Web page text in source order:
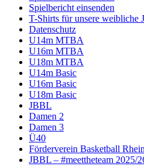
Spielbericht einsenden
T-Shirts für unsere weibliche
Datenschutz
U14m MTBA
U16m MTBA
U18m MTBA
U14m Basic
U16m Basic
U18m Basic
JBBL
Damen 2
Damen 3
Ü40
Förderverein Basketball
JBBL – #meettheteam 2025/